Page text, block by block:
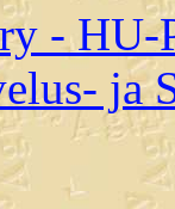
- HU-
ja